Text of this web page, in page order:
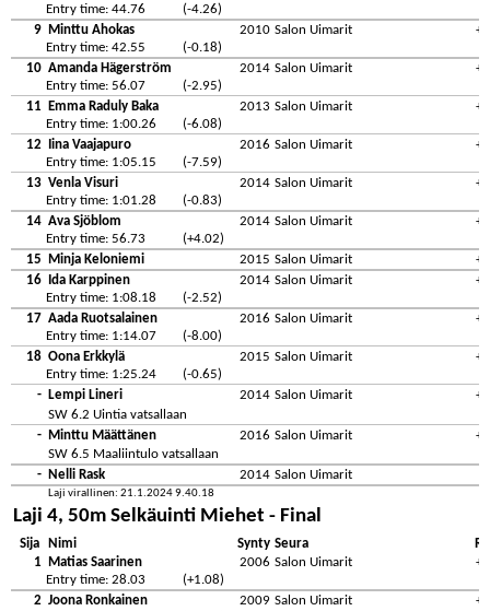
Entry time: 44.76
(-4.26)
9
Minttu Ahokas 2010 Salon Uimarit
Entry time: 42.55
(-0.18)
10 Amanda Hägerström 2014 Salon Uimarit
Entry time: 56.07
(-2.95)
11
Emma Raduly Baka 2013 Salon Uimarit
Entry time: 1:00.26
(-6.08)
12
Iina Vaajapuro 2016 Salon Uimarit
Entry time: 1:05.15
(-7.59)
13 Venla Visuri 2014 Salon Uimarit
Entry time: 1:01.28
(-0.83)
14 Ava Sjöblom 2014 Salon Uimarit
Entry time: 56.73
(+4.02)
15
Minja Keloniemi 2015 Salon Uimarit
16
Ida Karppinen 2014 Salon Uimarit
Entry time: 1:08.18
(-2.52)
17 Aada Ruotsalainen 2016 Salon Uimarit
Entry time: 1:14.07
(-8.00)
18 Oona Erkkylä 2015 Salon Uimarit
Entry time: 1:25.24
(-0.65)
-
Lempi Lineri 2014 Salon Uimarit
SW 6.2 Uintia vatsallaan
-
Minttu Määttänen 2016 Salon Uimarit
SW 6.5 Maaliintulo vatsallaan
-
Nelli Rask 2014 Salon Uimarit
Laji virallinen: 21.1.2024 9.40.18
Laji 4, 50m Selkäuinti Miehet - Final
Sija Nimi Synty Seura
1
Matias Saarinen 2006 Salon Uimarit
Entry time: 28.03
(+1.08)
2 Joona Ronkainen 2009 Salon Uimarit